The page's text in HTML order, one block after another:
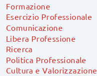
Formazione
Esercizio Professionale
Comunicazione
Libera Professione
Ricerca
Politica Professionale
Cultura e Valorizzazione